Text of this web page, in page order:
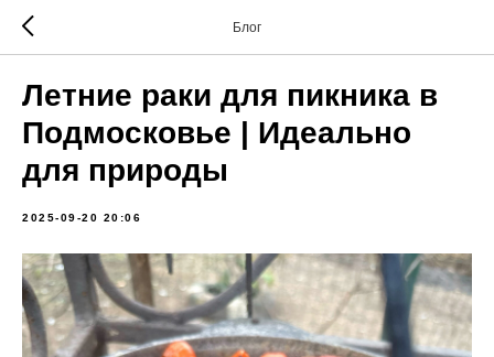
Блог
Летние раки для пикника в
Подмосковье | Идеально
для природы
2025-09-20 20:06